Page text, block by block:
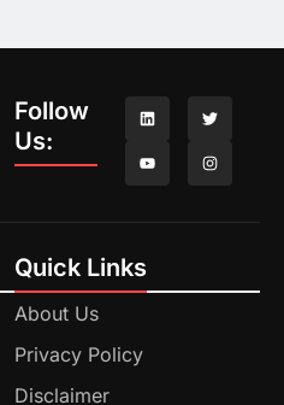
Follow
Us:
Quick Links
About Us
Privacy Policy
Disclaimer